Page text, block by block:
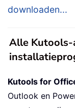
downloaden...
Alle Kutools-
Kutools for
Outlook en